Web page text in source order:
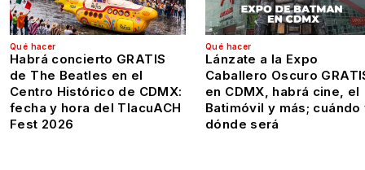
Qué hacer
Habrá concierto GRATIS
de The Beatles en el
Centro Histórico de CDMX:
fecha y hora del TlacuACH
Fest 2026
Qué hacer
Lánzate a la Expo
Caballero Oscuro
en CDMX, habrá cine, el
Batimóvil y más; cuándo
dónde será